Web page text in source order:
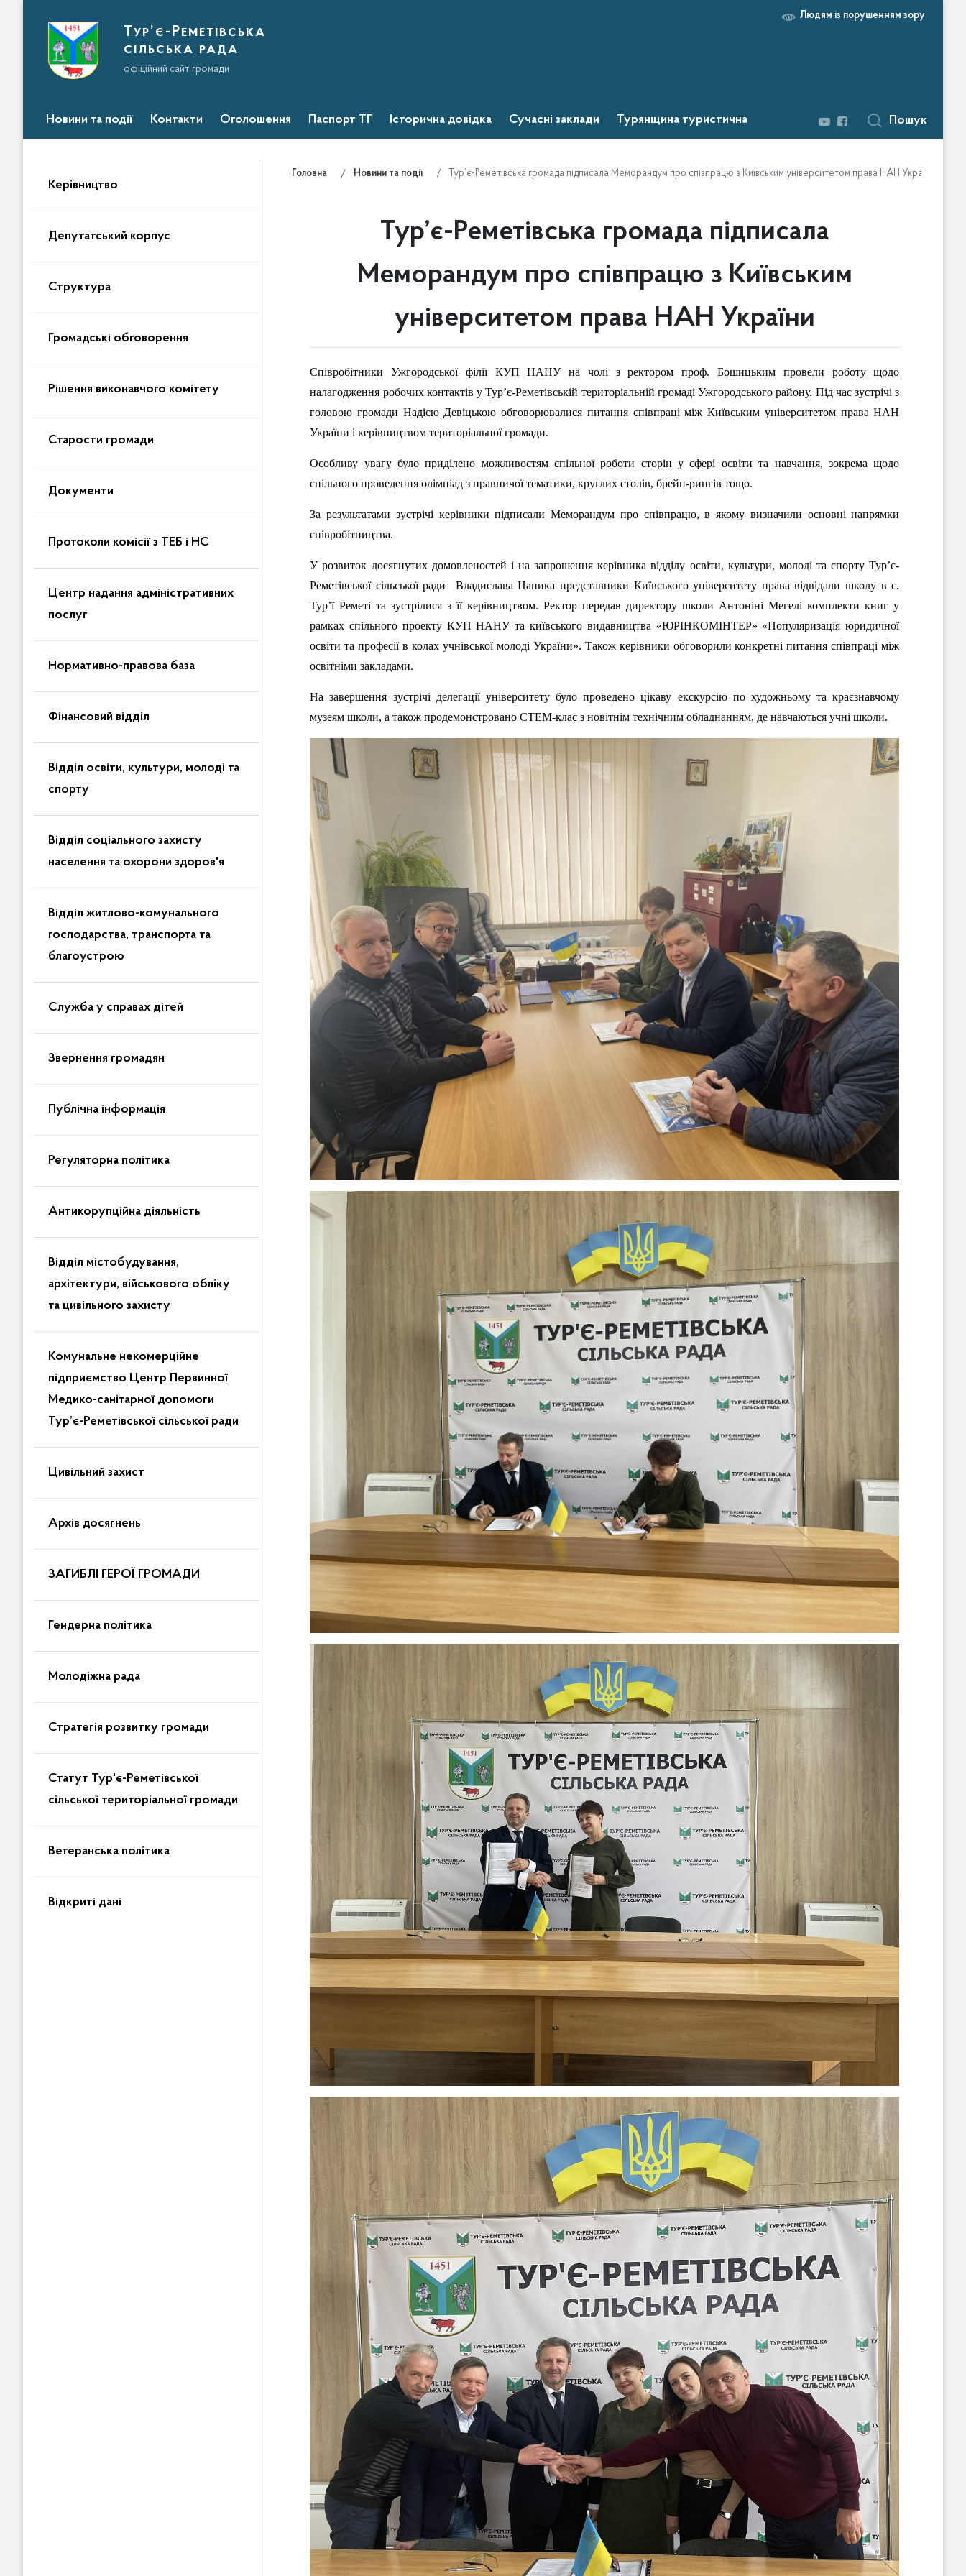
Тур’є-Реметівська
сільська рада
офіційний сайт громади
Людям із порушенням зору
Новини та події Контакти Оголошення Паспорт ТГ Історична довідка Сучасні заклади Турянщина туристична Пошук
Керівництво
Депутатський корпус
Структура
Громадські обговорення
Рішення виконавчого комітету
Старости громади
Документи
Протоколи комісії з ТЕБ і НС
Центр надання адміністративних
послуг
Нормативно-правова база
Фінансовий відділ
Відділ освіти, культури, молоді та
спорту
Відділ соціального захисту
населення та охорони здоров'я
Відділ житлово-комунального
господарства, транспорта та
благоустрою
Служба у справах дітей
Звернення громадян
Публічна інформація
Регуляторна політика
Антикорупційна діяльність
Відділ містобудування,
архітектури, військового обліку
та цивільного захисту
Комунальне некомерційне
підприємство Центр Первинної
Медико-санітарної допомоги
Тур’є-Реметівської сільської ради
Цивільний захист
Архів досягнень
ЗАГИБЛІ ГЕРОЇ ГРОМАДИ
Гендерна політика
Молодіжна рада
Стратегія розвитку громади
Статут Тур'є-Реметівської
сільської територіальної громади
Ветеранська політика
Відкриті дані
Головна Новини та події Тур’є-Реметівська громада підписала Меморандум про співпрацю з Київським університетом права НАН України
Тур’є-Реметівська громада підписала
Меморандум про співпрацю з Київським
університетом права НАН України
Співробітники Ужгородської філії КУП НАНУ на чолі з ректором проф. Бошицьким
провели роботу щодо
налагодження робочих контактів у Тур’є-Реметівській територіальній громаді Ужгородського району. Під час зустрічі з
головою громади Надією Девіцькою обговорювалися питання співпраці між Київським університетом права НАН
України і керівництвом територіальної громади.
Особливу увагу було приділено можливостям спільної роботи сторін у сфері освіти та навчання, зокрема щодо
спільного проведення олімпіад з правничої тематики, круглих столів, брейн-рингів тощо.
За результатами зустрічі керівники підписали Меморандум про співпрацю, в якому визначили основні напрямки
співробітництва.
У розвиток досягнутих домовленостей і на запрошення керівника відділу освіти, культури, молоді та спорту Тур’є-
Реметівської сільської ради
Владислава Цапика представники Київського університету права відвідали школу в с.
Тур’ї Реметі та зустрілися з її керівництвом. Ректор передав директору школи Антоніні Мегелі комплекти книг у
рамках спільного проекту КУП НАНУ та київського видавництва «ЮРІНКОМІНТЕР» «Популяризація юридичної
освіти та професії в колах учнівської молоді України». Також керівники обговорили конкретні питання співпраці між
освітніми закладами.
На завершення зустрічі делегації університету було проведено цікаву екскурсію по художньому та краєзнавчому
музеям школи, а також продемонстровано СТЕМ-клас з новітнім технічним обладнанням, де навчаються учні школи.